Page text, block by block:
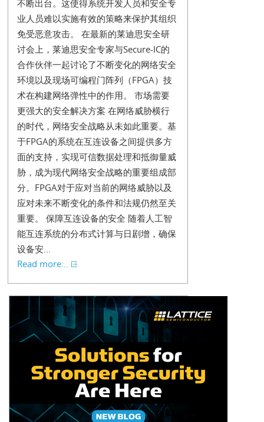
不断出台。这使得系统开发人员和安全专
业人员难以实施有效的策略来保护其组织
免受恶意攻击。 在最新的莱迪思安全研
讨会上，莱迪思安全专家与Secure-IC的
合作伙伴一起讨论了不断变化的网络安全
环境以及现场可编程门阵列（FPGA）技
术在构建网络弹性中的作用。 市场需要
更强大的安全解决方案 在网络威胁横行
的时代，网络安全战略从未如此重要。基
于FPGA的系统在互连设备之间提供多方
面的支持，实现可信数据处理和抵御量威
胁，成为现代网络安全战略的重要组成部
分。FPGA对于应对当前的网络威胁以及
应对未来不断变化的条件和法规仍然至关
重要。 保障互连设备的安全 随着人工智
能互连系统的分布式计算与日剧增，确保
设备安...
Read more...